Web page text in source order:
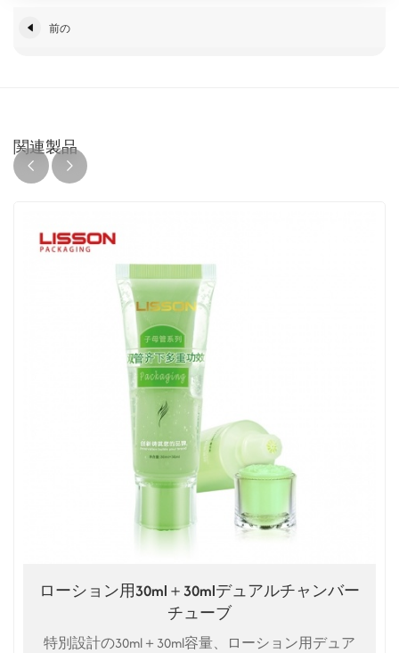
前の
関連製品
ローション用30ml＋30mlデュアルチャンバー
チューブ
特別設計の30ml＋30ml容量、ローション用デュア